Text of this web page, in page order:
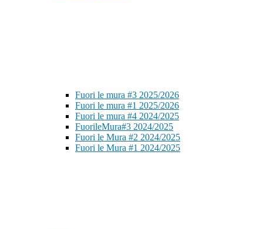
Fuori le mura #3 2025/2026
Fuori le mura #1 2025/2026
Fuori le mura #4 2024/2025
FuorileMura#3 2024/2025
Fuori le Mura #2 2024/2025
Fuori le Mura #1 2024/2025